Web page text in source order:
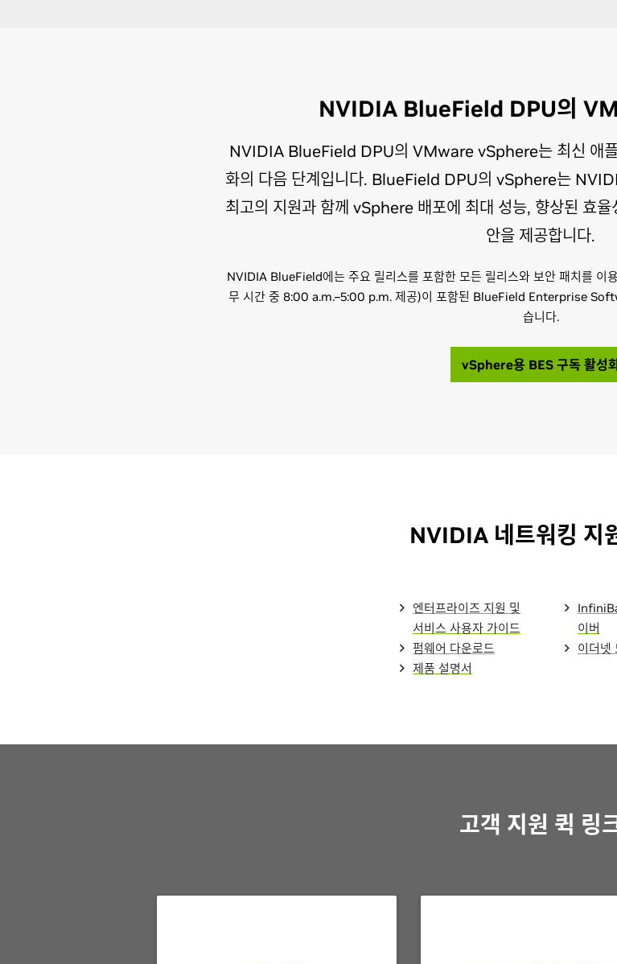
NVIDIA BlueField DPU의
NVIDIA BlueField DPU의 VMware vSphere는 최신 애플
화의 다음 단계입니다. BlueField DPU의 vSphere는
최고의 지원과 함께 vSphere 배포에 최대 성능, 향상된 효
안을 제공합니다.
NVIDIA BlueField에는 주요 릴리스를 포함한 모든 릴리스와 보안 패치를 이
무 시간 중 8:00 a.m.–5:00 p.m. 제공)이 포함된 BlueField Enterprise
습니다.
vSphere용 BES 구독 활성
NVIDIA 네트워킹 지
엔터프라이즈 지원 및
서비스 사용자 가이드
펌웨어 다운로드
제품 설명서
이버
이더넷
고객 지원 퀵 링